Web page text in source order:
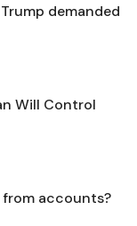
demanded
Will Control
accounts?